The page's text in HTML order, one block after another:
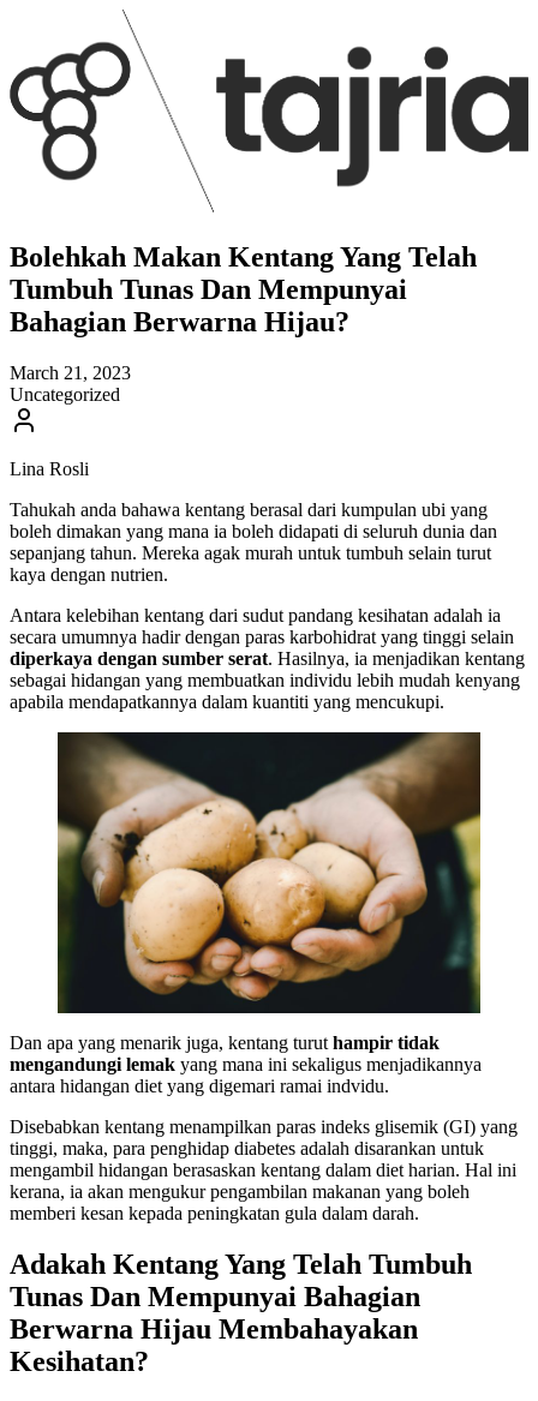
Bolehkah Makan Kentang Yang Telah
Tumbuh Tunas Dan Mempunyai
Bahagian Berwarna Hijau?
March 21, 2023
Uncategorized
Lina Rosli
Tahukah anda bahawa kentang berasal dari kumpulan ubi yang
boleh dimakan yang mana ia boleh didapati di seluruh dunia dan
sepanjang tahun. Mereka agak murah untuk tumbuh selain turut
kaya dengan nutrien.
Antara kelebihan kentang dari sudut pandang kesihatan adalah ia
secara umumnya hadir dengan paras karbohidrat yang tinggi selain
diperkaya dengan sumber serat. Hasilnya, ia menjadikan kentang
sebagai hidangan yang membuatkan individu lebih mudah kenyang
apabila mendapatkannya dalam kuantiti yang mencukupi.
Dan apa yang menarik juga, kentang turut hampir tidak
mengandungi lemak yang mana ini sekaligus menjadikannya
antara hidangan diet yang digemari ramai indvidu.
Disebabkan kentang menampilkan paras indeks glisemik (GI) yang
tinggi, maka, para penghidap diabetes adalah disarankan untuk
mengambil hidangan berasaskan kentang dalam diet harian. Hal ini
kerana, ia akan mengukur pengambilan makanan yang boleh
memberi kesan kepada peningkatan gula dalam darah.
Adakah Kentang Yang Telah Tumbuh
Tunas Dan Mempunyai Bahagian
Berwarna Hijau Membahayakan
Kesihatan?